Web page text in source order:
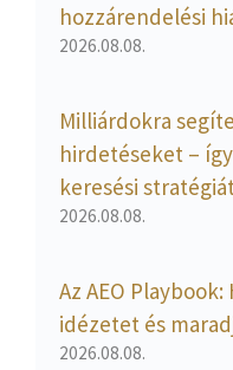
hozzárendelési
2026.08.08.
Milliárdokra
hirdetéseket –
keresési
2026.08.08.
Az AEO
idézetet és
2026.08.08.